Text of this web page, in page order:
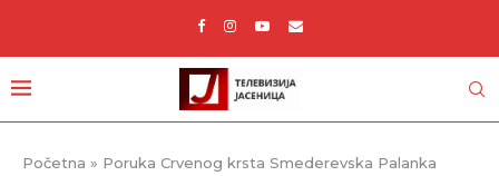
Početna » Poruka Crvenog krsta Smederevska Palanka